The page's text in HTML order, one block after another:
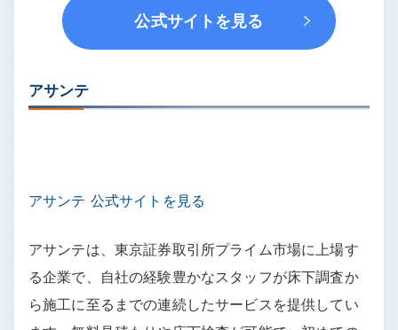
に費用はかかりません。プロのスタッフが出張調査
してくれるので、分かりやすい見積もりを作成して
工法を実施しているのが特徴です。薬剤を散布しな
公式サイトを見る
アサンテ